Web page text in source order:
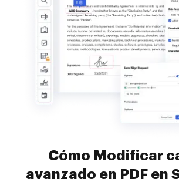
Cómo Modificar
avanzado en PDF en